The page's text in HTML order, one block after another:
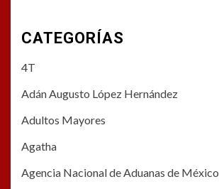
CATEGORÍAS
4T
Adán Augusto López Hernández
Adultos Mayores
Agatha
Agencia Nacional de Aduanas de México